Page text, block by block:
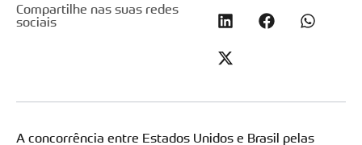
Compartilhe nas suas redes
sociais
A concorrência entre Estados Unidos e Brasil pelas